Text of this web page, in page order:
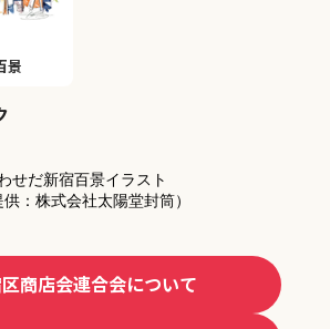
景
せだ新宿百景イラスト
供：株式会社太陽堂封筒）
商店会連合会について